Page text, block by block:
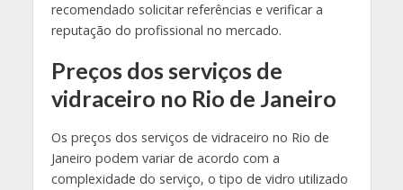
recomendado solicitar referências e verificar a
reputação do profissional no mercado.
Preços dos serviços de
vidraceiro no Rio de Janeiro
Os preços dos serviços de vidraceiro no Rio de
Janeiro podem variar de acordo com a
complexidade do serviço, o tipo de vidro utilizado